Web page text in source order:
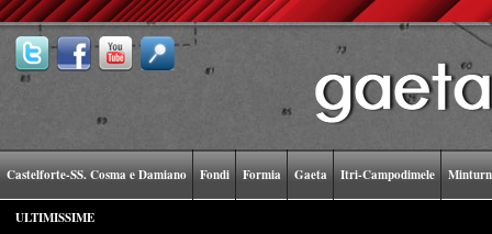
Castelforte-SS. Cosma e Damiano Fondi Formia Gaeta Itri-Campodimele
ULTIMISSIME